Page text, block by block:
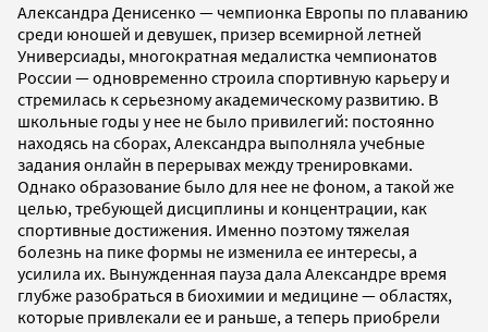
Александра Денисенко — чемпионка Европы по плаванию
среди юношей и девушек, призер всемирной летней
Универсиады, многократная медалистка чемпионатов
России — одновременно строила спортивную карьеру и
стремилась к серьезному академическому развитию. В
школьные годы у нее не было привилегий: постоянно
находясь на сборах, Александра выполняла учебные
задания онлайн в перерывах между тренировками.
Однако образование было для нее не фоном, а такой же
целью, требующей дисциплины и концентрации, как
спортивные достижения. Именно поэтому тяжелая
болезнь на пике формы не изменила ее интересы, а
усилила их. Вынужденная пауза дала Александре время
глубже разобраться в биохимии и медицине — областях,
которые привлекали ее и раньше, а теперь приобрели